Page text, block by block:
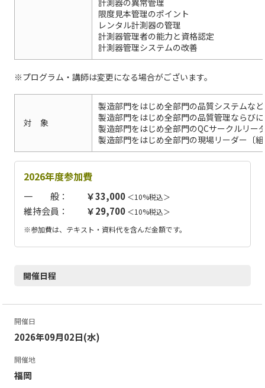
計測器の異常管理
限度見本管理のポイント
レンタル計測器の管理
計測器管理者の能力と資格認定
計測器管理システムの改善
※プログラム・講師は変更になる場合がございます。
対 象
製造部門をはじめ全部門の品質システムな
製造部門をはじめ全部門の品質管理ならび
製造部門をはじめ全部門のQCサークルリー
製造部門をはじめ全部門の現場リーダー〔
2026年度参加費
一 般： ￥33,000 ＜10%税込＞
維持会員： ￥29,700 ＜10%税込＞
※参加費は、テキスト・資料代を含んだ金額です。
開催日程
開催日
2026年09月02日(水)
開催地
福岡